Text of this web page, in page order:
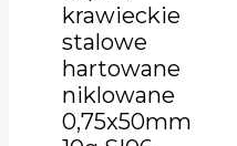
krawieckie
stalowe
hartowane
niklowane
0,75x50mm